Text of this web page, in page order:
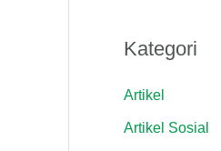
u
n
Kategori
Artikel
Artikel Sosial